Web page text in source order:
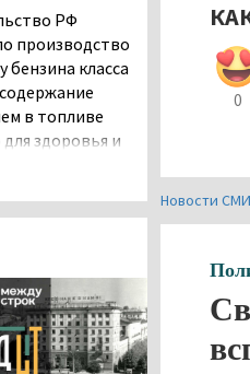
0
Новости
РФ
производство
бензина класса
в топливе
здоровья и
городской
3 Нижнего
которые
палате